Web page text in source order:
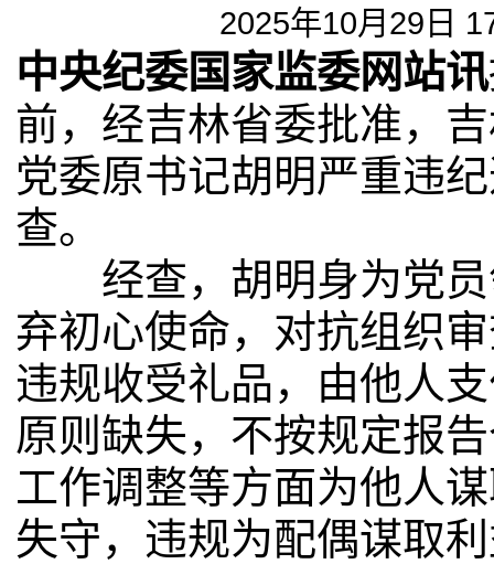
2025年10月29日
中央纪委国家监委网站讯
前，经吉林省委批准，
党委原书记胡明严重违
查。
经查，胡明身为党员
弃初心使命，对抗组织
违规收受礼品，由他人
原则缺失，不按规定报
工作调整等方面为他人
失守，违规为配偶谋取